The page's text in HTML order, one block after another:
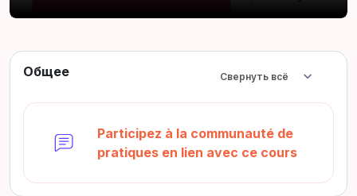
Общее
Свернуть
Свернуть всё
Participez à la communauté de
pratiques en lien avec ce coursФорум